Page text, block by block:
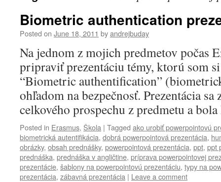
Biometric authentication
Posted on June 18, 2011 byandrejbuday
Na jednom z mojich predmetov počas
pripraviť prezentáciu témy, ktorú som
“Biometric authentification”
ohľadom na bezpečnosť. Prezentácia
celkového prospechu z predmetu a
Posted in Erasmus, Škola | Tagged ako urobiť powerpointovú
biometrická autentifikácia, dobrá powerpointová prezentácia,
obrázky, obsah prednášky, powerpointová prezentácia, ppt, ppt
prednáška, prednáška v angličtine, príprava powerpointovej
prezentácie, šablony na powerpointovú prezentáciu, typy na
prezentácia, zábavná prezentácia | Leave a comment